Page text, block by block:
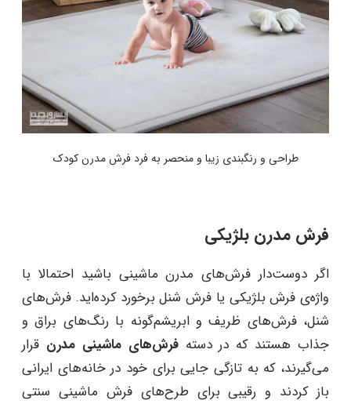
طراحی و رنگبندی زیبا و منحصر به فرد فرش مدرن کودک
فرش مدرن بلژیکی
اگر دوست‌دار فرش‌های مدرن ماشینی باشید احتمالا با
واژه‌ی فرش بلژیکی یا فرش شنل برخورد کرده‌اید. فرش‌های
شنل، فرش‌‌های ظریف و ابریشم‌گونه با رنگ‌های براق و
جذاب هستند که در دسته فرش‌های ماشینی مدرنقرار
می‌گیرند، که به تازگی جایی برای خود در خانه‌های ایرانی
باز کردند و رقیبی برای طرح‌های فرش ماشینی سنتی